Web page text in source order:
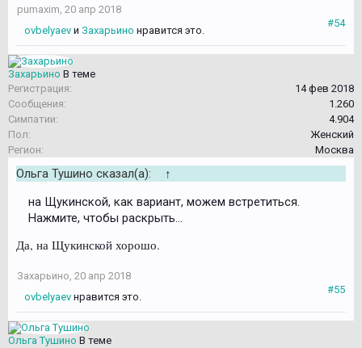
pumaxim 20 апр 2018
#54
ovbelyaev и Захарьино нравится это.
Захарьино В теме
Регистрация:
14 фев 2018
Сообщения:
1.260
Симпатии:
4.904
Пол:
Женский
Регион:
Москва
Ольга Тушино сказал(а):
↑
на Щукинской, как вариант, можем встретиться.
Нажмите, чтобы раскрыть...
Да, на Щукинской хорошо.
Захарьино, 20 апр 2018
#55
ovbelyaev нравится это.
Ольга Тушино В теме